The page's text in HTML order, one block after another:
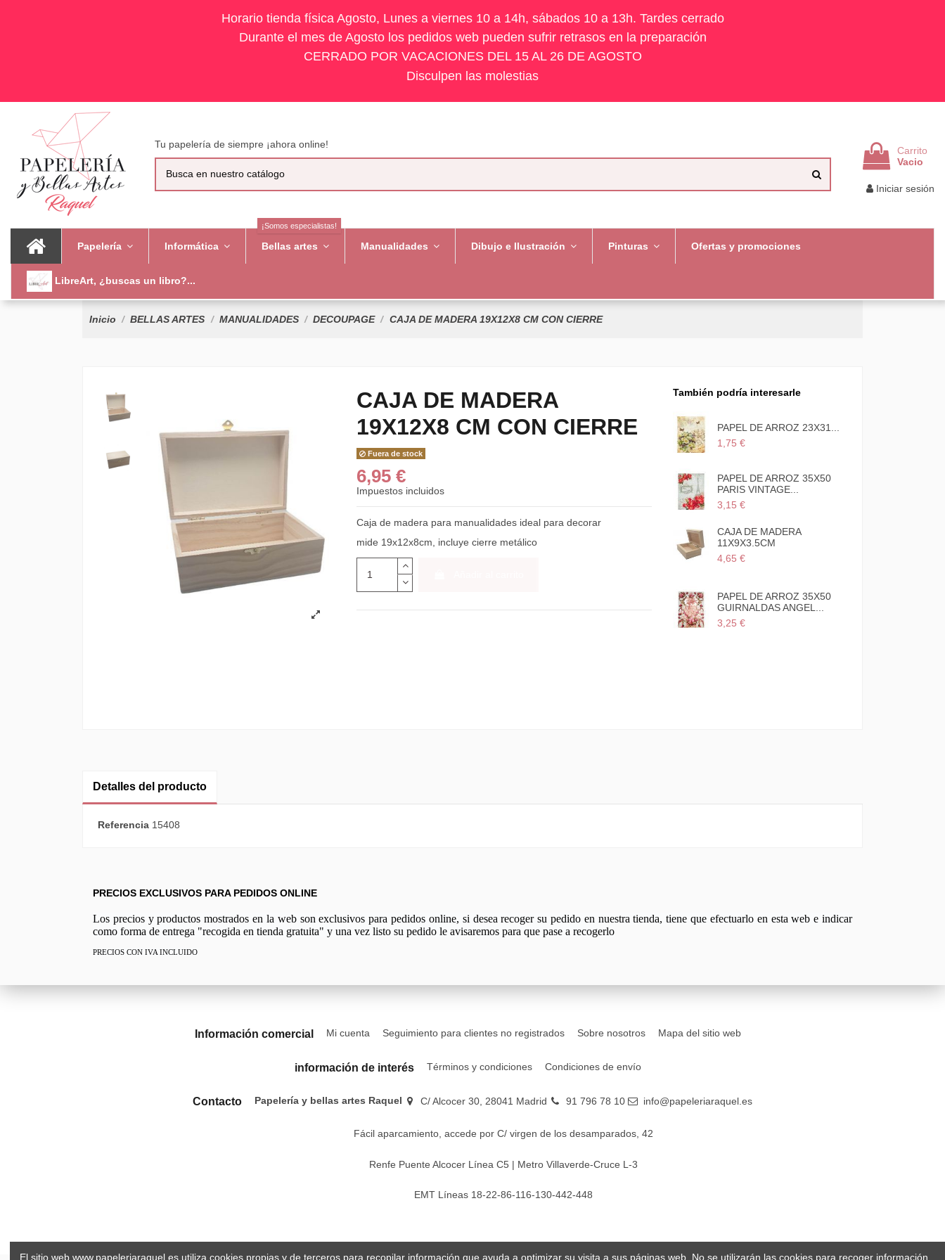
Horario tienda física Agosto, Lunes a viernes 10 a 14h, sábados 10 a 13h. Tardes cerrado
Durante el mes de Agosto los pedidos web pueden sufrir retrasos en la preparación
CERRADO POR VACACIONES DEL 15 AL 26 DE AGOSTO
Disculpen las molestias
Tu papelería de siempre ¡ahora online!
Carrito
Vacio
Iniciar sesión
Papelería Informática Bellas artes
¡Somos especialistas!
Manualidades Dibujo e Ilustración Pinturas Ofertas y promociones
LibreArt, ¿buscas un libro?...
Inicio BELLAS ARTES MANUALIDADES DECOUPAGE CAJA DE MADERA 19X12X8 CM CON CIERRE
CAJA DE MADERA
19X12X8 CM CON CIERRE
Fuera de stock
6,95 €
Impuestos incluidos
Caja de madera para manualidades ideal para decorar
mide 19x12x8cm, incluye cierre metálico
También podría interesarle
CAJA CON TAPA LISA
21'5X21'5X10CM.
CAJA CUADRADA
INFUSION.4DIV.15X15X8
9,50 €
PAPEL DE ARROZ 23X31...
PAPEL DE ARROZ 23X31...
1,75 €
PAPEL DE ARROZ 30.5X45
PAPEL DE ARROZ 35X50
ART. NOVEAU...
3,25 €
3,25 €
PAPEL DE ARROZ 35X50
PARIS VINTAGE...
3,15 €
PAPEL DE ARROZ 35X50
RELOJ/ROSAS...
PAPEL DE ARROZ
BLANCO PURO
1,95 €
CAJA DE MADERA
11X9X3.5CM
4,65 €
DECOART 240CC DS101...
BOTANICA ROJO...
FLORS/MARIP/UVA
PAPEL DE ARROZ 35X50
GUIRNALDAS ANGEL...
3,25 €
Detalles del producto
Referencia 15408
PRECIOS EXCLUSIVOS PARA PEDIDOS ONLINE
Los precios y productos mostrados en la web son exclusivos para pedidos online, si desea recoger su pedido en nuestra tienda, tiene que efectuarlo en esta web e indicar
como forma de entrega "recogida en tienda gratuita" y una vez listo su pedido le avisaremos para que pase a recogerlo
PRECIOS CON IVA INCLUIDO
Información comercial Mi cuenta Seguimiento para clientes no registrados Sobre nosotros Mapa del sitio web
información de interés Términos y condiciones Condiciones de envío
Contacto Papelería y bellas artes Raquel C/ Alcocer 30, 28041 Madrid 91 796 78 10 info@papeleriaraquel.es
Fácil aparcamiento, accede por C/ virgen de los desamparados, 42
Renfe Puente Alcocer Línea C5 | Metro Villaverde-Cruce L-3
EMT Líneas 18-22-86-116-130-442-448
El sitio web www.papeleriaraquel.es utiliza cookies propias y de terceros para recopilar información que ayuda a optimizar su visita a sus páginas web. No se utilizarán las cookies para recoger información